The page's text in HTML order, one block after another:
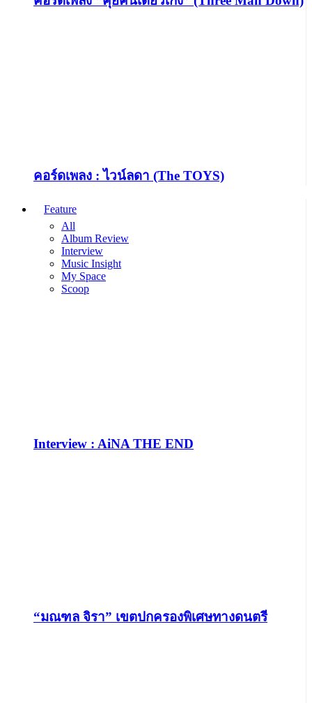
คอร์ดเพลง : ไวน์ลดา (The TOYS)
Feature
All
Album Review
Interview
Music Insight
My Space
Scoop
Interview : AiNA THE END
“มณฑล จิรา” เขตปกครองพิเศษทางดนตรี